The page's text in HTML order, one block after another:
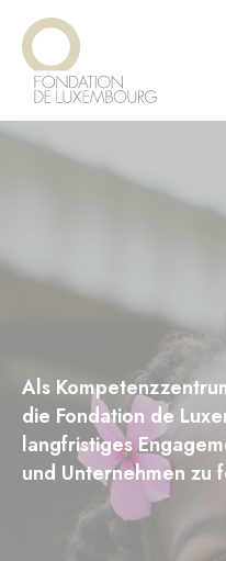
Direkt
zum
Inhalt
Als
die Fondation de
langfristiges
und Unternehmen zu
Cookie-Einstellungen